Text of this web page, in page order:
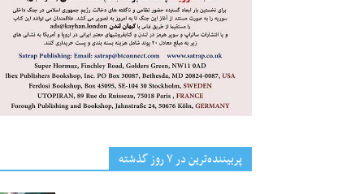
پربیننده‌ترین‌ در ۷ روز گذشته